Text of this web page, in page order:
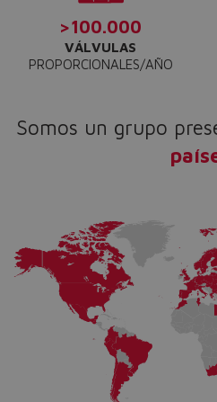
>100.000
VÁLVULAS
PROPORCIONALES/AÑO
Somos un grupo